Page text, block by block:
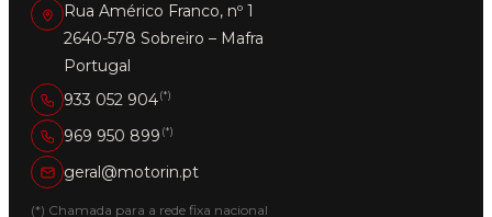
Rua Américo Franco, nº 1
2640-578 Sobreiro – Mafra
Portugal
933 052 904(*)
969 950 899 (*)
geral@motorin.pt
(*) Chamada para a rede fixa nacional